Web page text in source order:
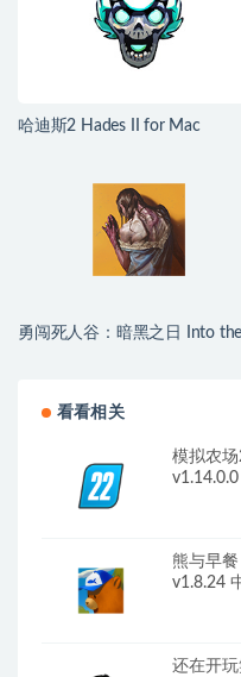
哈迪斯2 Hades II for Mac
勇闯死人谷：暗黑之日 Into the
看看相关
模拟农
熊与早
v1.8.24
还在开